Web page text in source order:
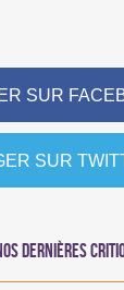
SUR
SUR
dernières